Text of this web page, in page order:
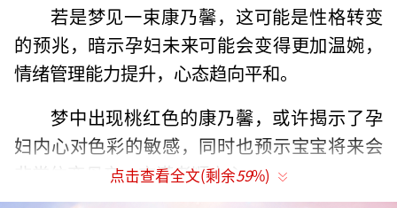
若是梦见一束康乃馨，这可能是性格转变
的预兆，暗示孕妇未来可能会变得更加温婉，
情绪管理能力提升，心态趋向平和。
梦中出现桃红色的康乃馨，或许揭示了孕
妇内心对色彩的敏感，同时也预示宝宝将来会
非常依恋母亲，充满孝顺之心。
点击查看全文(剩余59%)